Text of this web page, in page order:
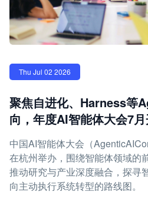
Thu Jul 02 2026
聚焦自进化、Harness等
向，年度AI智能体大会7
中国AI智能体大会（
在杭州举办，围绕智能体领域的
推动研究与产业深度融合，探寻
向主动执行系统转型的路线图。